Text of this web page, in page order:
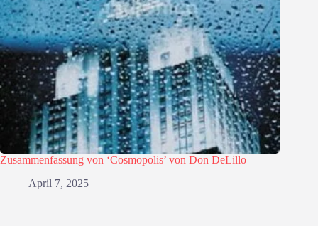
Zusammenfassung von ‘Cosmopolis’ von Don DeLillo
April 7, 2025